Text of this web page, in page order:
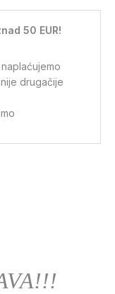
50 EUR!
drugačije